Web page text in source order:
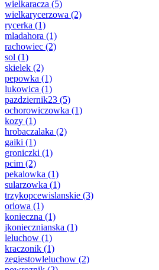
wielkaracza (5)
wielkarycerzowa (2)
rycerka (1)
mladahora (1)
rachowiec (2)
sol (1)
skielek (2)
pepowka (1)
lukowica (1)
pazdziernik23 (5)
ochorowiczowka (1)
kozy (1)
hrobaczalaka (2)
gaiki (1)
groniczki (1)
pcim (2)
pekalowka (1)
sularzowka (1)
trzykopcewislanskie (3)
orlowa (1)
konieczna (1)
jkoniecznianska (1)
leluchow (1)
kraczonik (1)
zegiestowleluchow (2)